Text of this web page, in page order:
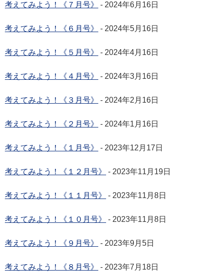
考えてみよう！《７月号》 - 2024年6月16日
考えてみよう！《６月号》 - 2024年5月16日
考えてみよう！《５月号》 - 2024年4月16日
考えてみよう！《４月号》 - 2024年3月16日
考えてみよう！《３月号》 - 2024年2月16日
考えてみよう！《２月号》 - 2024年1月16日
考えてみよう！《１月号》 - 2023年12月17日
考えてみよう！《１２月号》 - 2023年11月19日
考えてみよう！《１１月号》 - 2023年11月8日
考えてみよう！《１０月号》 - 2023年11月8日
考えてみよう！《９月号》 - 2023年9月5日
考えてみよう！《８月号》 - 2023年7月18日